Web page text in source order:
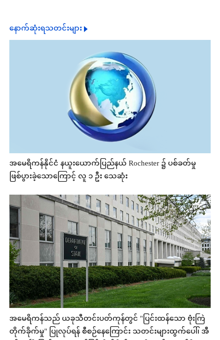
နောက်ဆုံးရသတင်းများ
အမေရိကန်နိုင်ငံ နယူးယောက်ပြည်နယ် Rochester ၌ ပစ်ခတ်မှု
ဖြစ်ပွားခဲ့သောကြောင့် လူ ၁ ဦး သေဆုံး
အမေရိကန်သည် ယခုသီတင်းပတ်ကုန်တွင် "ပြင်းထန်သော ဗုံးကြဲ
တိုက်ခိုက်မှု" ပြုလုပ်ရန် စီစဉ်နေကြောင်း သတင်းများထွက်ပေါ်၊ အီ